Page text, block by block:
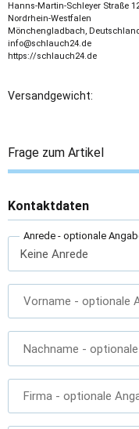
Hanns-Martin-Schleyer Straße
Nordrhein-Westfalen
Mönchengladbach,
info@schlauch24.de
https://schlauch24.de
Versandgewicht:
Frage zum Artikel
Kontaktdaten
Anrede - optionale
Vorname - optionale
Nachname -
Firma - optionale